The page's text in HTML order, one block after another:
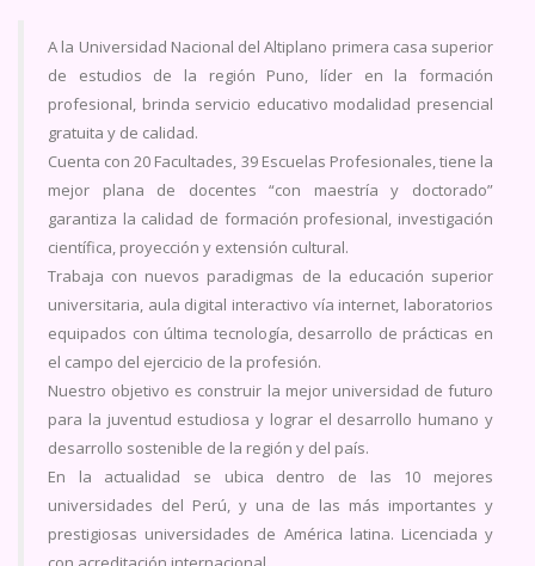
navegación
A la Universidad Nacional del Altiplano primera casa superior
de estudios de la región Puno, líder en la formación
profesional, brinda servicio educativo modalidad presencial
gratuita y de calidad.
Cuenta con 20 Facultades, 39 Escuelas Profesionales, tiene la
mejor plana de docentes “con maestría y doctorado”
garantiza la calidad de formación profesional, investigación
científica, proyección y extensión cultural.
Trabaja con nuevos paradigmas de la educación superior
universitaria, aula digital interactivo vía internet, laboratorios
equipados con última tecnología, desarrollo de prácticas en
el campo del ejercicio de la profesión.
Nuestro objetivo es construir la mejor universidad de futuro
para la juventud estudiosa y lograr el desarrollo humano y
desarrollo sostenible de la región y del país.
En la actualidad se ubica dentro de las 10 mejores
universidades del Perú, y una de las más importantes y
prestigiosas universidades de América latina. Licenciada y